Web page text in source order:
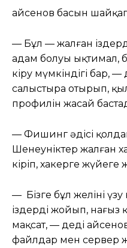
Қайсенов басын
— Бұл — жалған
адам болуы ықтимал,
кіру мүмкіндігі бар,
салыстыра отырып,
профилін жасай
— Фишинг әдісі
Шенеуніктер жалған
кіріп, хакерге
— Бізге бұл желіні
іздерді жойып, нағыз
мақсат, — деді
файлдар мен сервер